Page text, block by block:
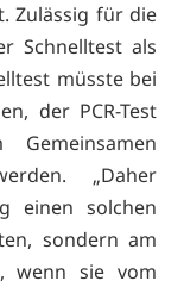
Zulässig für die
Schnelltest als
müsste bei
der PCR-Test
„Daher
einen solchen
sondern am
wenn sie vom